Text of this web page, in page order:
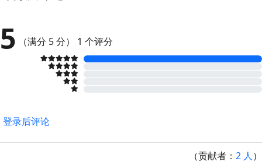
5 （满分 5 分） 1 个评分
登录后评论
（贡献者： 2 人）